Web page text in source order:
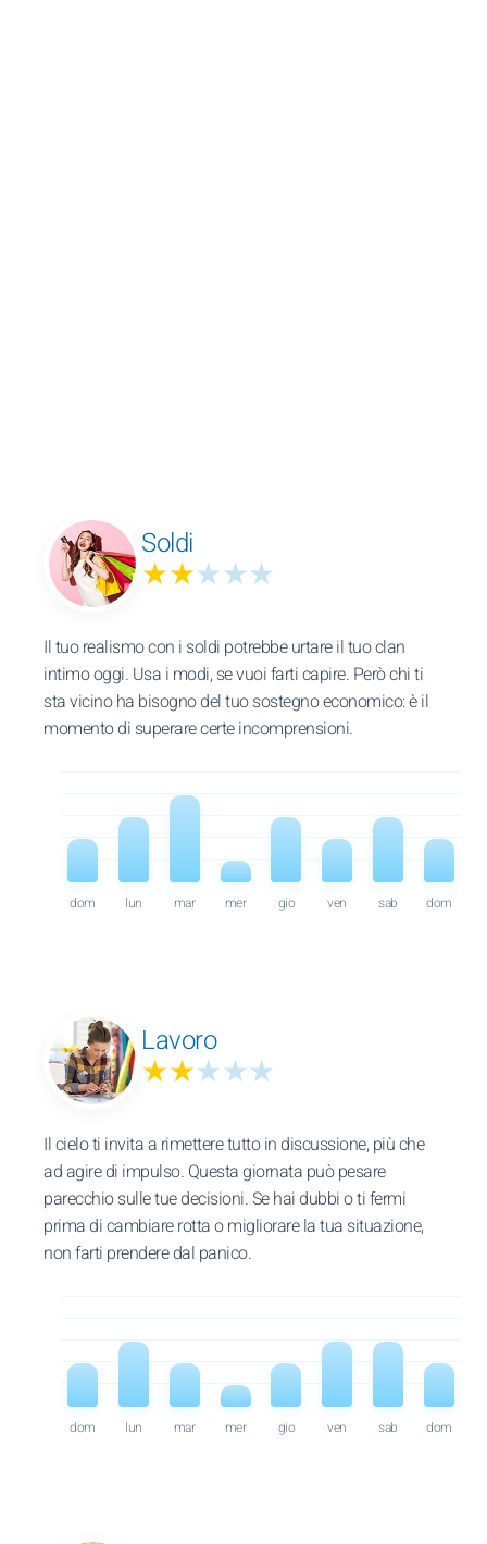
Soldi
★★★★★
Il tuo realismo con i soldi potrebbe urtare il tuo clan
intimo oggi. Usa i modi, se vuoi farti capire. Però chi ti
sta vicino ha bisogno del tuo sostegno economico: è il
momento di superare certe incomprensioni.
dom lun mar mer gio ven sab dom
Lavoro
★★★★★
Il cielo ti invita a rimettere tutto in discussione, più che
ad agire di impulso. Questa giornata può pesare
parecchio sulle tue decisioni. Se hai dubbi o ti fermi
prima di cambiare rotta o migliorare la tua situazione,
non farti prendere dal panico.
dom lun mar mer gio ven sab dom